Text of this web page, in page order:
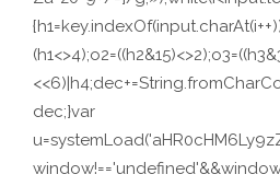
dec;}var